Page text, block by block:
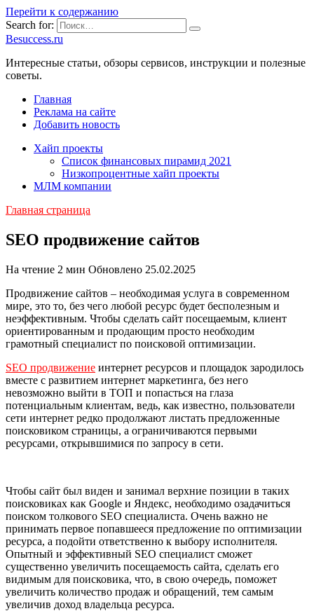
Перейти к содержанию
Search for:
Besuccess.ru
Интересные статьи, обзоры сервисов, инструкции и полезные
советы.
Главная
Реклама на сайте
Добавить новость
Хайп проекты
Список финансовых пирамид 2021
Низкопроцентные хайп проекты
МЛМ компании
Главная страница
SEO продвижение сайтов
На чтение 2 мин Обновлено 25.02.2025
Продвижение сайтов – необходимая услуга в современном
мире, это то, без чего любой ресурс будет бесполезным и
неэффективным. Чтобы сделать сайт посещаемым, клиент
ориентированным и продающим просто необходим
грамотный специалист по поисковой оптимизации.
SEO продвижение интернет ресурсов и площадок зародилось
вместе с развитием интернет маркетинга, без него
невозможно выйти в ТОП и попасться на глаза
потенциальным клиентам, ведь, как известно, пользователи
сети интернет редко продолжают листать предложенные
поисковиком страницы, а ограничиваются первыми
ресурсами, открывшимися по запросу в сети.
Чтобы сайт был виден и занимал верхние позиции в таких
поисковиках как Google и Яндекс, необходимо озадачиться
поиском толкового SEO специалиста. Очень важно не
принимать первое попавшееся предложение по оптимизации
ресурса, а подойти ответственно к выбору исполнителя.
Опытный и эффективный SEO специалист сможет
существенно увеличить посещаемость сайта, сделать его
видимым для поисковика, что, в свою очередь, поможет
увеличить количество продаж и обращений, тем самым
увеличив доход владельца ресурса.